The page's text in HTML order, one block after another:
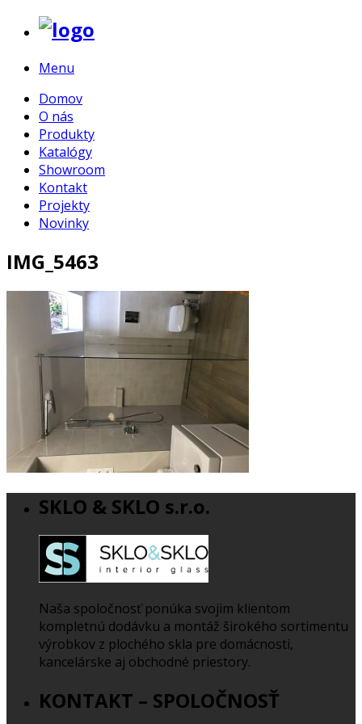
Menu
Domov
O nás
Produkty
Katalógy
Showroom
Kontakt
Projekty
Novinky
IMG_5463
SKLO & SKLO s.r.o.
Naša spoločnosť ponúka svojim klientom
kompletnú dodávku a montáž širokého sortimentu
výrobkov z plochého skla pre domácnosti,
kancelárske aj obchodné priestory.
KONTAKT – SPOLOČNOSŤ